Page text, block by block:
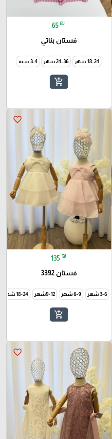
65 ₪
فستان بناتي
18-24 شهر 24-36 شهر 3-4 سنة
add_shopping_cart
favorite_border
135 ₪
فستان 3392
3-6 شهر 6-9 شهر 9-12شهر 18-24 شهر
add_shopping_cart
favorite_border